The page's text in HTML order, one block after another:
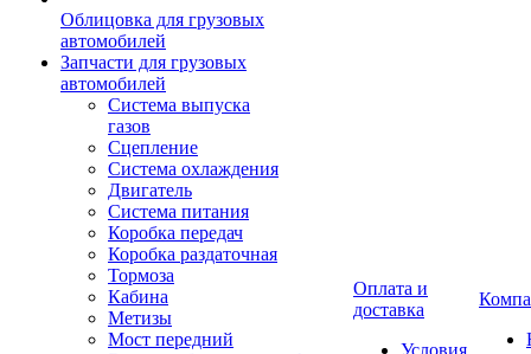
Облицовка для грузовых
автомобилей
Запчасти для грузовых
автомобилей
Система выпуска
газов
Сцепление
Система охлаждения
Двигатель
Система питания
Коробка передач
Коробка раздаточная
Тормоза
Кабина
Метизы
Мост передний
Оплата и
доставка